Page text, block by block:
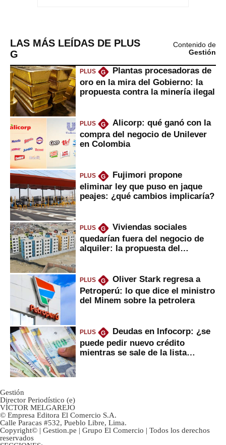
LAS MÁS LEÍDAS DE PLUS
G
Contenido de
Gestión
PLUS G
Plantas procesadoras de
oro en la mira del Gobierno: la
propuesta contra la minería ilegal
PLUS G
Alicorp: qué ganó con la
compra del negocio de Unilever
en Colombia
PLUS G
Fujimori propone
eliminar ley que puso en jaque
peajes: ¿qué cambios implicaría?
PLUS G
Viviendas sociales
quedarían fuera del negocio de
alquiler: la propuesta del
PLUS G
Oliver Stark regresa a
Petroperú: lo que dice el ministro
del Minem sobre la petrolera
PLUS G
Deudas en Infocorp: ¿se
puede pedir nuevo crédito
mientras se sale de la lista
Gestión
Director Periodístico (e)
VÍCTOR MELGAREJO
© Empresa Editora El Comercio S.A.
Calle Paracas #532, Pueblo Libre, Lima.
Copyright© | Gestion.pe | Grupo El Comercio | Todos los derechos
reservados